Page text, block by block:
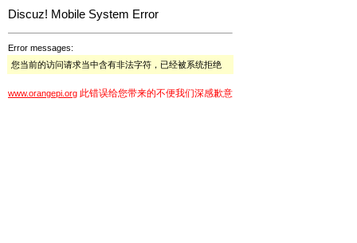
Discuz! Mobile System Error
Error messages:
您当前的访问请求当中含有非法字符，已经被系统拒绝
www.orangepi.org 此错误给您带来的不便我们深感歉意